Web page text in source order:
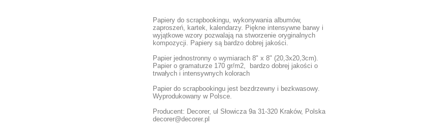
Papiery do scrapbookingu, wykonywania albumów,
zaproszeń, kartek, kalendarzy. Piękne intensywne barwy i
wyjątkowe wzory pozwalają na stworzenie oryginalnych
kompozycji. Papiery są bardzo dobrej jakości.
Papier jednostronny o wymiarach 8" x 8" (20,3x20,3cm).
Papier o gramaturze 170 gr/m2, bardzo dobrej jakości o
trwałych i intensywnych kolorach
Papier do scrapbookingu jest bezdrzewny i bezkwasowy.
Wyprodukowany w Polsce.
Producent: Decorer, ul Słowicza 9a 31-320 Kraków, Polska
decorer@decorer.pl